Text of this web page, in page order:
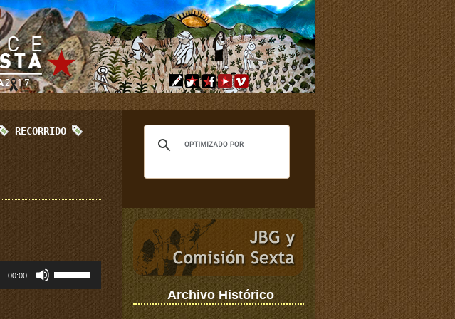
RECORRIDO
00:00
las
de
Archivo Histórico